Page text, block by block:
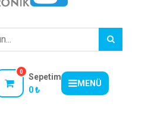
0
Sepetim
0 ₺
MENÜ